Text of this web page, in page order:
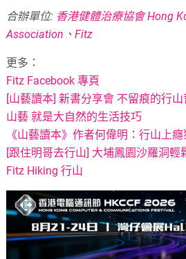
合辦單位: 香港健體治療協會 Hong
Association 、Fitz
更多：
Fitz Facebook 專頁
[山藝讀本] 新書分享會 不留痕的行
山藝 就是大自然的生活技巧
《山藝讀本》作者何偉明：行山上
[跟住明哥去行山] 大埔鳳園沙羅洞輕
Fitz Hiking 行山